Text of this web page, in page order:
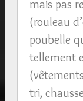
mais pas
(rouleau
poubelle
tellement
tri,